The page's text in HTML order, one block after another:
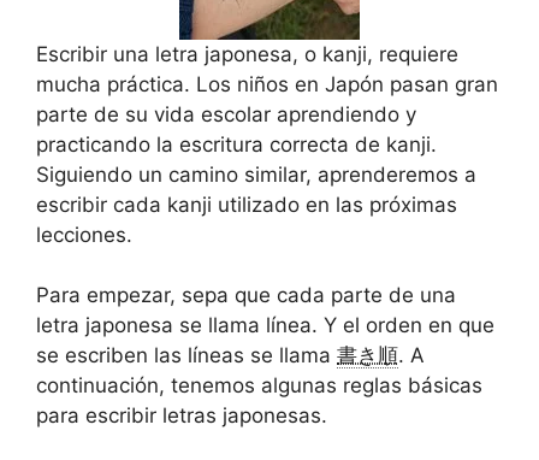
Escribir una letra japonesa, o kanji, requiere
mucha práctica. Los niños en Japón pasan gran
parte de su vida escolar aprendiendo y
practicando la escritura correcta de kanji.
Siguiendo un camino similar, aprenderemos a
escribir cada kanji utilizado en las próximas
lecciones.
Para empezar, sepa que cada parte de una
letra japonesa se llama línea. Y el orden en que
se escriben las líneas se llama 書き順. A
continuación, tenemos algunas reglas básicas
para escribir letras japonesas.